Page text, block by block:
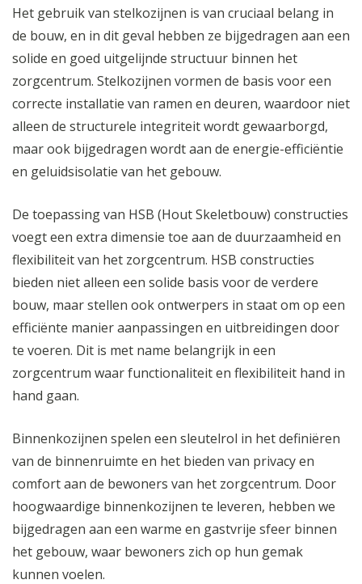
Het gebruik van stelkozijnen is van cruciaal belang in
de bouw, en in dit geval hebben ze bijgedragen aan een
solide en goed uitgelijnde structuur binnen het
zorgcentrum. Stelkozijnen vormen de basis voor een
correcte installatie van ramen en deuren, waardoor niet
alleen de structurele integriteit wordt gewaarborgd,
maar ook bijgedragen wordt aan de energie-efficiëntie
en geluidsisolatie van het gebouw.
De toepassing van HSB (Hout Skeletbouw) constructies
voegt een extra dimensie toe aan de duurzaamheid en
flexibiliteit van het zorgcentrum. HSB constructies
bieden niet alleen een solide basis voor de verdere
bouw, maar stellen ook ontwerpers in staat om op een
efficiënte manier aanpassingen en uitbreidingen door
te voeren. Dit is met name belangrijk in een
zorgcentrum waar functionaliteit en flexibiliteit hand in
hand gaan.
Binnenkozijnen spelen een sleutelrol in het definiëren
van de binnenruimte en het bieden van privacy en
comfort aan de bewoners van het zorgcentrum. Door
hoogwaardige binnenkozijnen te leveren, hebben we
bijgedragen aan een warme en gastvrije sfeer binnen
het gebouw, waar bewoners zich op hun gemak
kunnen voelen.